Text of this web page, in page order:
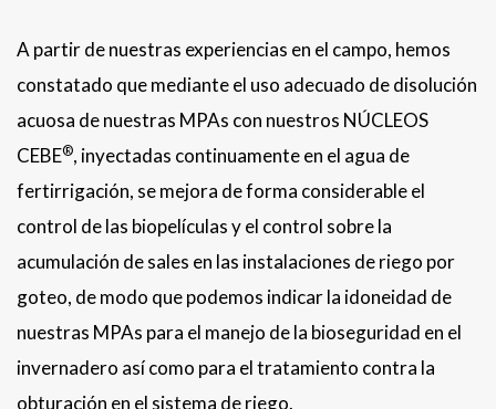
A partir de nuestras experiencias en el campo, hemos
constatado que mediante el uso adecuado de disolución
acuosa de nuestras MPAs con nuestros NÚCLEOS
CEBE®, inyectadas continuamente en el agua de
fertirrigación, se mejora de forma considerable el
control de las biopelículas y el control sobre la
acumulación de sales en las instalaciones de riego por
goteo, de modo que podemos indicar la idoneidad de
nuestras MPAs para el manejo de la bioseguridad en el
invernadero así como para el tratamiento contra la
obturación en el sistema de riego.